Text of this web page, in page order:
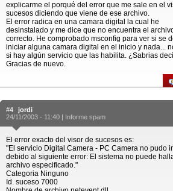
explicarme el porqué del error que me sale en el
sucesos diciendo que viene de ese archivo.
El error radica en una camara digital la cual he
desinstalado y me dice que no encuentra el
correcto. He comprobado msconfig para ver si se
iniciar alguna camara digital en el inicio y nada...
si hay algún servicio que las habilita. ¿Sabrias
Gracias de nuevo.
#4
jordi
24/11/2003 - 11:40 | Informe spam
El error exacto del visor de sucesos es:
"El servicio Digital Camera - PC Camera no pudo
debido al siguiente error: El sistema no puede
archivo especificado."
Categoria Ninguno
Id. suceso 7000